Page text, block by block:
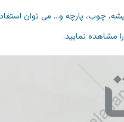
را مشاهده نمایید.